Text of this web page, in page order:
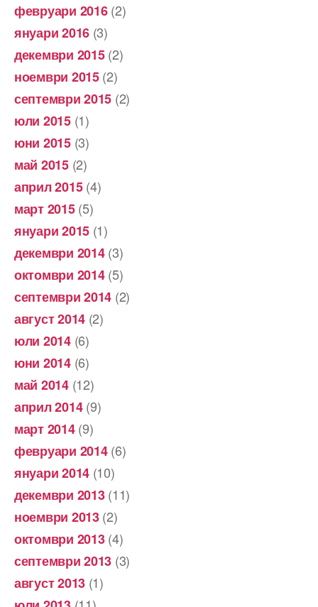
февруари 2016(2)
януари 2016 (3)
декември 2015(2)
ноември 2015(2)
септември 2015 (2)
юли 2015(1)
юни 2015(3)
май 2015(2)
април 2015(4)
март 2015(5)
януари 2015 (1)
декември 2014(3)
октомври 2014(5)
септември 2014 (2)
август 2014 (2)
юли 2014(6)
юни 2014(6)
май 2014(12)
април 2014(9)
март 2014(9)
февруари 2014(6)
януари 2014 (10)
декември 2013(11)
ноември 2013(2)
октомври 2013(4)
септември 2013 (3)
август 2013 (1)